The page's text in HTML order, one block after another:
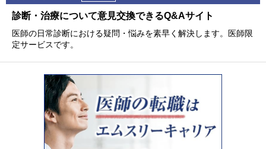
診断・治療について意⾒交換できるQ&Aサイト
医師の⽇常診断における疑問・悩みを素早く解決します。医師限
定サービスです。